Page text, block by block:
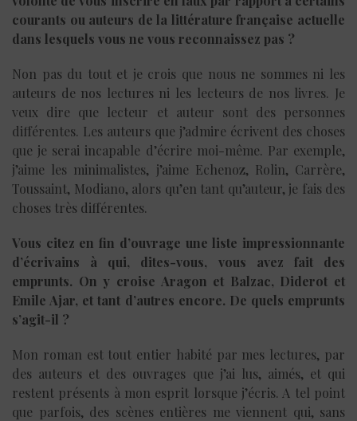
courants ou auteurs de la littérature française actuelle
dans lesquels vous ne vous reconnaissez pas ?
Non pas du tout et je crois que nous ne sommes ni les
auteurs de nos lectures ni les lecteurs de nos livres. Je
veux dire que lecteur et auteur sont des personnes
différentes. Les auteurs que j’admire écrivent des choses
que je serai incapable d’écrire moi-même. Par exemple,
j’aime les minimalistes, j’aime Echenoz, Rolin, Carrère,
Toussaint, Modiano, alors qu’en tant qu’auteur, je fais des
choses très différentes.
Vous citez en fin d’ouvrage une liste impressionnante
d’écrivains à qui, dites-vous, vous avez fait des
emprunts. On y croise Aragon et Balzac, Diderot et
Emile Ajar, et tant d’autres encore. De quels emprunts
s’agit-il ?
Mon roman est tout entier habité par mes lectures, par
des auteurs et des ouvrages que j’ai lus, aimés, et qui
restent présents à mon esprit lorsque j’écris. A tel point
que parfois, des scènes entières me viennent qui, sans